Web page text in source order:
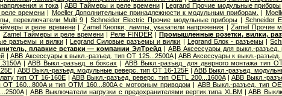
и тока|ABB Таймеры и реле времени|Legrand Прочие модульные приборы
времени | Moeller Дополнительные принадлежности к модульным приборам. |
переключатели Multi 9|Schneider Electric Прочие модульные приборы | Schneider
и реле времени| Zamel Кнопки, лампы, указатели напряжения |Zamel Прочие
Zamel Таймеры и реле времени| Реле FINDER |Промышленные розетки, вилки,
разъемы и вилки| Legrand Cиловые разъемы и вилки | Legrand Блок - разъемы |
плавкие вставки — компании ЭлТрейд |ABB Аксессуары для выкл.-разъед.
|ABB Аксессуары к выкл.-разъед. тип OT 125...2500A| ABB Аксессуары к выкл.-
| ABB Выкл.-разъед. в боксах |ABB Выкл.-разъед. для дверного монтажа тип
| ABB Выкл.-разъед. модульные реверс. тип OT 16-125F | ABB Выкл.-разъед.
тип OT 16-160E| ABB Выкл.-разъед. реверс. тип OETL 200...1600A|ABB Выкл.-
OT 160...800A и тип OTМ 160...800A с моторным приводом | ABB Выкл.-разъед. тип
| ABB Выключатели нагрузки с предохранителями вертик.типа XLBM|ABB